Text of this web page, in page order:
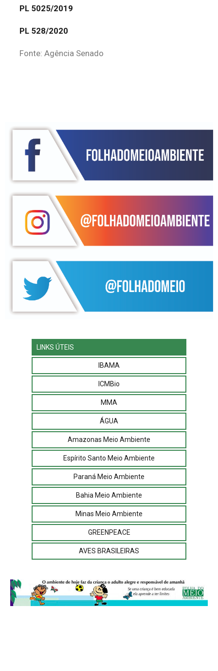
PL 5025/2019
PL 528/2020
Fonte: Agência Senado
LINKS ÚTEIS
IBAMA
ICMBio
MMA
ÁGUA
Amazonas Meio Ambiente
Espírito Santo Meio Ambiente
Paraná Meio Ambiente
Bahia Meio Ambiente
Minas Meio Ambiente
GREENPEACE
AVES BRASILEIRAS